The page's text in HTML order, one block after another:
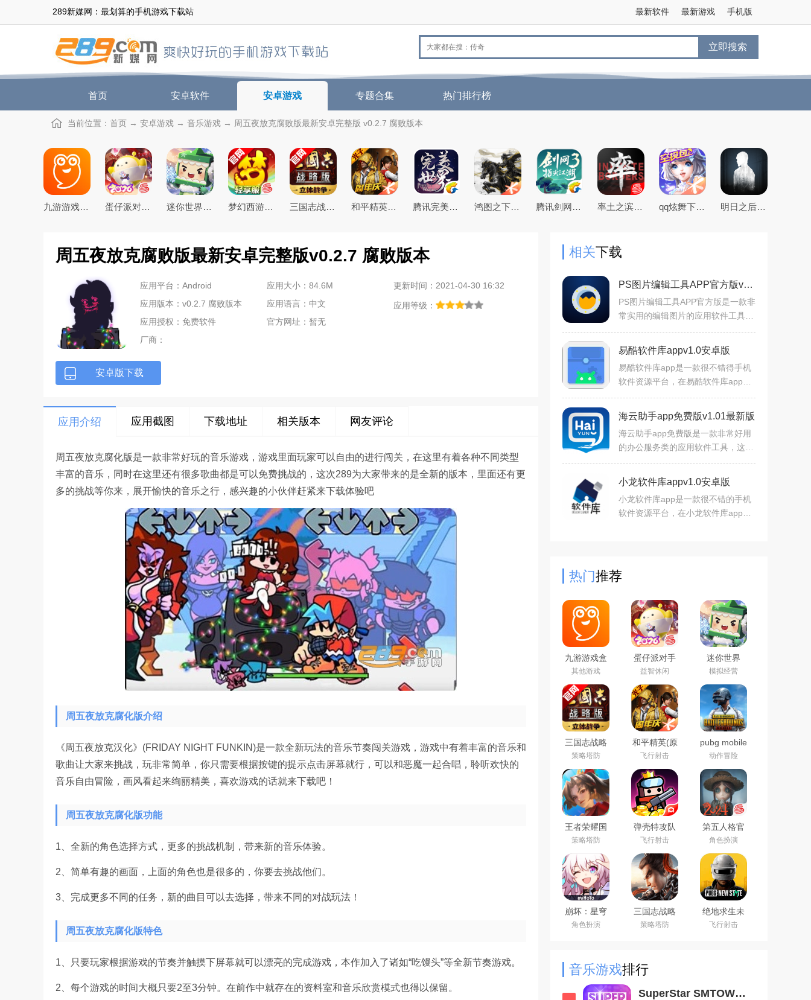
289新媒网：最划算的手机游戏下载站 手机版
最新游戏
最新软件
立即搜索
首页 安卓软件 安卓游戏 专题合集 热门排行榜
当前位置： 首页 → 安卓游戏 → 音乐游戏 → 周五夜放克腐败版最新安卓完整版 v0.2.7 腐败版本
九游游戏盒子app2026最新版 蛋仔派对手游(猫和老鼠联动返场)下载官方正版 迷你世界2026最新官方版 梦幻西游手游下载2026最新版 三国志战略版2026官方最新版 和平精英(原刺激战场)官方最新版 腾讯完美世界手游 鸿图之下腾讯游戏正式版 腾讯剑网3指尖江湖手游 率土之滨手游下载2026最新版本 qq炫舞下载2026最新版 明日之后官方手游版
周五夜放克腐败版最新安卓完整版v0.2.7 腐败版本
应用平台：Android 应用大小：84.6M
更新时间：2021-04-30 16:32
应用版本：v0.2.7 腐败版本
应用语言：中文
应用等级：
应用授权：免费软件
官方网址：暂无
厂商：
安卓版下载
应用介绍 应用截图 下载地址 相关版本 网友评论
周五夜放克腐化版是一款非常好玩的音乐游戏，游戏里面玩家可以自由的进行闯关，在这里有着各种不同类型
丰富的音乐，同时在这里还有很多歌曲都是可以免费挑战的，这次289为大家带来的是全新的版本，里面还有更
多的挑战等你来，展开愉快的音乐之行，感兴趣的小伙伴赶紧来下载体验吧
周五夜放克腐化版介绍
《周五夜放克汉化》(FRIDAY NIGHT FUNKIN)是一款全新玩法的音乐节奏闯关游戏，游戏中有着丰富的音乐和
歌曲让大家来挑战，玩非常简单，你只需要根据按键的提示点击屏幕就行，可以和恶魔一起合唱，聆听欢快的
音乐自由冒险，画风看起来绚丽精美，喜欢游戏的话就来下载吧！
周五夜放克腐化版功能
1、全新的角色选择方式，更多的挑战机制，带来新的音乐体验。
2、简单有趣的画面，上面的角色也是很多的，你要去挑战他们。
3、完成更多不同的任务，新的曲目可以去选择，带来不同的对战玩法！
周五夜放克腐化版特色
1、只要玩家根据游戏的节奏并触摸下屏幕就可以漂亮的完成游戏，本作加入了诸如“吃馒头”等全新节奏游戏。
2、每个游戏的时间大概只要2至3分钟。在前作中就存在的资料室和音乐欣赏模式也得以保留。
相关下载
PS图片编辑工具APP官方版v1.0.0安卓版
PS图片编辑工具APP官方版是一款非
常实用的编辑图片的应用软件工具，
丰富的，你还可以获得很多免费的图
片和视频的修复，既可以秀
易酷软件库appv1.0安卓版
易酷软件库app是一款很不错得手机
软件资源平台，在易酷软件库app中
门最新的，用户们需要的软件这里都
有下载地址，内置搜索栏可
海云助手app免费版v1.01最新版
海云助手app免费版是一款非常好用
的办公服务类的应用软件工具，这款
都是非常的丰富的，你还可以满足自
己的各种配置和办公的需求
小龙软件库appv1.0安卓版
小龙软件库app是一款很不错的手机
软件资源平台，在小龙软件库app中
热门推荐
九游游戏盒
子app2026
最新版
其他游戏
蛋仔派对手
游(猫和老鼠
联动返场)下
载官方正版
益智休闲
迷你世界
2026最新官
方版
模拟经营
三国志战略
版2026官方
最新版
策略塔防
和平精英(原
刺激战场)官
方最新版
飞行射击
pubg mobile
绝地求生国
际服官方下
载2026最新
版本
动作冒险
王者荣耀国
际服下载
2026官方手
机版
（Honor of
Kings）
策略塔防
弹壳特攻队
手游(新赛
季)下载
2026最新版
飞行射击
第五人格官
服网易安卓
客户端
角色扮演
崩坏：星穹
铁道官方手
游下载安卓
角色扮演
三国志战略
版安卓灵犀
客户端3D最
策略塔防
绝地求生未
来之役手游
国际服下载
飞行射击
音乐游戏排行
SuperStar SMTOWNv3.8.1官方安卓版